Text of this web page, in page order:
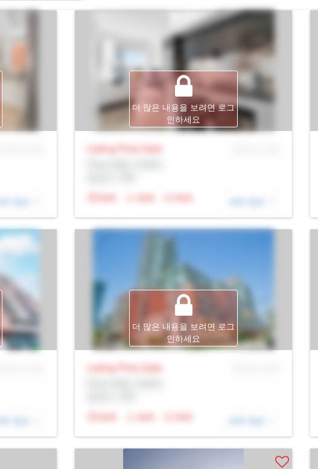
더 많은 내용을 보려면 로그
인하세요
Listing Price Sale
N/A
N/A N/A
더 많은 내용을 보려면 로그
인하세요
Listing Price Sale
N/A
N/A N/A